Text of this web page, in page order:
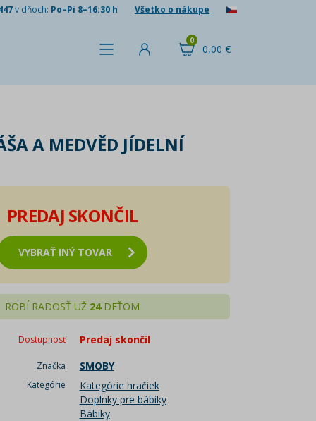
v dňoch: Po–Pi 8–16:30 h Všetko o nákupe
0,00 €
0
A MEDVĚD JÍDELNÍ
PREDAJ SKONČIL
VYBRAŤ INÝ TOVAR
ROBÍ RADOSŤ UŽ 24DEŤOM
Dostupnosť Predaj skončil
Značka SMOBY
Kategórie
Kategórie hračiek
Doplnky pre bábiky
Bábiky